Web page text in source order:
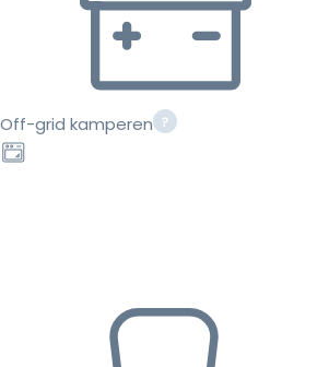
Off-grid kamperen